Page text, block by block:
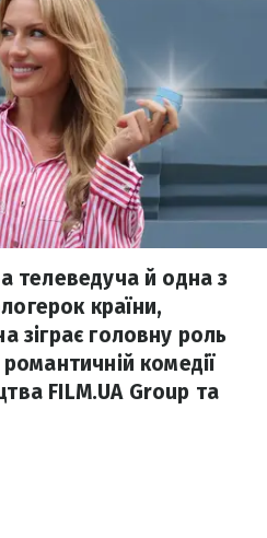
телеведуча й одна з
країни,
зіграє головну роль
комедії
FILM.UA Group та